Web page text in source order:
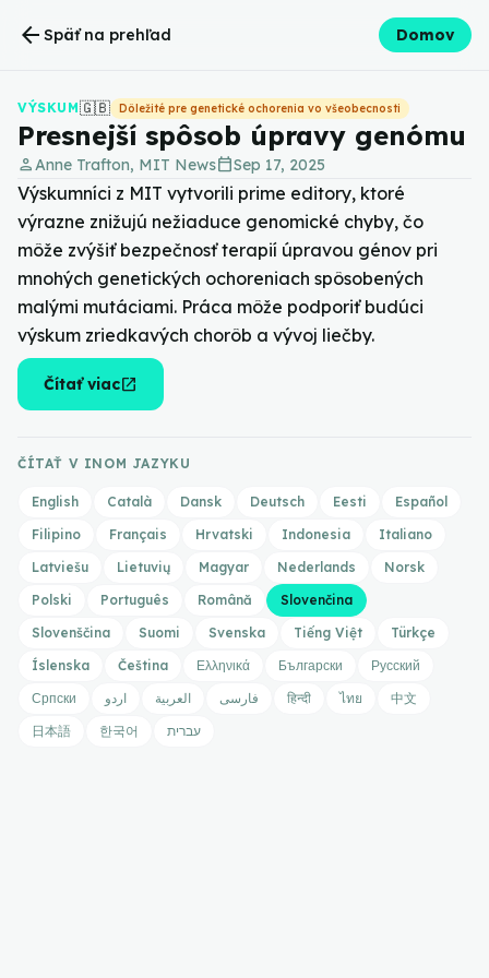
arrow_back Späť na prehľad Domov
VÝSKUM🇬🇧 Dôležité pre genetické ochorenia vo všeobecnosti
Presnejší spôsob úpravy genómu
personAnne Trafton, MIT Newscalendar_todaySep 17, 2025
Výskumníci z MIT vytvorili prime editory, ktoré
výrazne znižujú nežiaduce genomické chyby, čo
môže zvýšiť bezpečnosť terapií úpravou génov pri
mnohých genetických ochoreniach spôsobených
malými mutáciami. Práca môže podporiť budúci
výskum zriedkavých chorôb a vývoj liečby.
Čítať viacopen_in_new
ČÍTAŤ V INOM JAZYKU
English Català Dansk Deutsch Eesti
Español
Filipino
Français Hrvatski Indonesia
Italiano
Latviešu
Lietuvių Magyar Nederlands
Norsk
Polski
Português Română
Slovenčina
Slovenščina
Suomi Svenska Tiếng Việt
Türkçe
Íslenska
Čeština Ελληνικά Български
Русский
Српски
اردو العربية فارسی हिन्दी ไทย
中文
日本語
한국어 עברית